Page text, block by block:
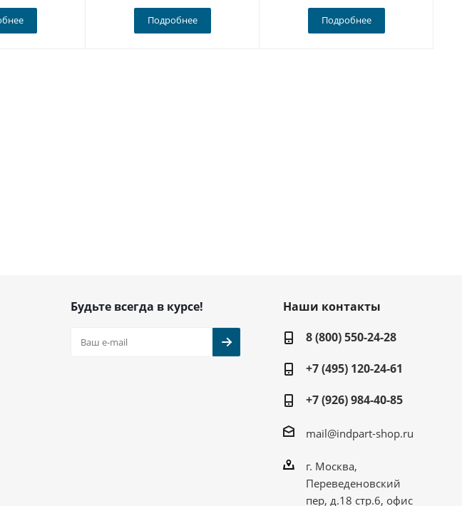
Подробнее Подробнее
Будьте всегда в курсе!
Наши контакты
8 (800) 550-24-28
+7 (495) 120-24-61
+7 (926) 984-40-85
mail@indpart-shop.ru
г. Москва,
Переведеновский
пер, д.18 стр.6, офис